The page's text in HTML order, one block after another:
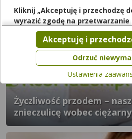
Dni płodne – jak je
Życzliwość przodem –
znieczulicę wobec
Kliknij „Akceptuję i przechodzę
wyrazić zgodę na przetwarzanie
partnerów Twoich danych w
Pamiętaj, że wyrażenie zgody jest
zgodę możesz w każdej chwili
zgodę na przetwarzanie Twoich
celach. Jeżeli chcesz dowiedzieć się
przeprowadzić konfigurację
dokonać za pomocą „Ustawień
Więcej informacji na temat
zewnętrznych w naszym serwisie
Serwisu.
Odrzuć
Akceptuję i
Ustawienia